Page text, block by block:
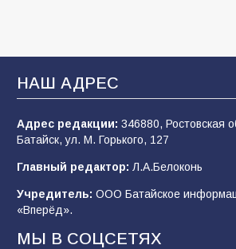
образовательного кластера
106 05.08.2026
«Мобилизация или набор?» Что
2026 года
101 03.08.2026
НАШ АДРЕС
Адрес редакции: 346880, Ростовская
Батайск, ул. М. Горького, 127
Главный редактор: Л.А.Белоконь
Учредитель: ООО Батайское
«Вперёд».
МЫ В СОЦСЕТЯХ